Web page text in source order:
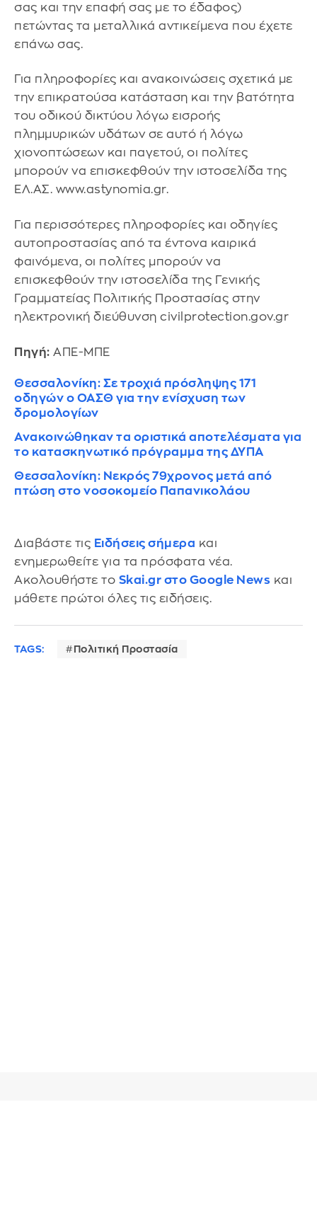
σας και την επαφή σας με το έδαφος)
πετώντας τα μεταλλικά αντικείμενα που έχετε
επάνω σας.
Για πληροφορίες και ανακοινώσεις σχετικά με
την επικρατούσα κατάσταση και την βατότητα
του οδικού δικτύου λόγω εισροής
πλημμυρικών υδάτων σε αυτό ή λόγω
χιονοπτώσεων και παγετού, οι πολίτες
μπορούν να επισκεφθούν την ιστοσελίδα της
ΕΛ.ΑΣ. www.astynomia.gr.
Για περισσότερες πληροφορίες και οδηγίες
αυτοπροστασίας από τα έντονα καιρικά
φαινόμενα, οι πολίτες μπορούν να
επισκεφθούν την ιστοσελίδα της Γενικής
Γραμματείας Πολιτικής Προστασίας στην
ηλεκτρονική διεύθυνση civilprotection.gov.gr
Πηγή: ΑΠΕ-ΜΠΕ
Θεσσαλονίκη: Σε τροχιά πρόσληψης 171
οδηγών ο ΟΑΣΘ για την ενίσχυση των
δρομολογίων
Ανακοινώθηκαν τα οριστικά αποτελέσματα για
το κατασκηνωτικό πρόγραμμα της ΔΥΠΑ
Θεσσαλονίκη: Νεκρός 79χρονος μετά από
πτώση στο νοσοκομείο Παπανικολάου
Διαβάστε τις Ειδήσεις σήμερα και
ενημερωθείτε για τα πρόσφατα νέα.
Ακολουθήστε το Skai.gr στο Google News και
μάθετε πρώτοι όλες τις ειδήσεις.
TAGS: Πολιτική Προστασία